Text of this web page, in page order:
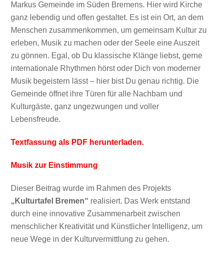
EMBED
Markus Gemeinde im Süden Bremens. Hier wird Kirche
ganz lebendig und offen gestaltet. Es ist ein Ort, an dem
Menschen zusammenkommen, um gemeinsam Kultur zu
erleben, Musik zu machen oder der Seele eine Auszeit
zu gönnen. Egal, ob Du klassische Klänge liebst, gerne
internationale Rhythmen hörst oder Dich von moderner
Musik begeistern lässt – hier bist Du genau richtig. Die
Gemeinde öffnet ihre Türen für alle Nachbarn und
Kulturgäste, ganz ungezwungen und voller
Lebensfreude.
Textfassung als PDF herunterladen.
Musik zur Einstimmung
Dieser Beitrag wurde im Rahmen des Projekts
„Kulturtafel Bremen“ realisiert. Das Werk entstand
durch eine innovative Zusammenarbeit zwischen
menschlicher Kreativität und Künstlicher Intelligenz, um
neue Wege in der Kulturvermittlung zu gehen.